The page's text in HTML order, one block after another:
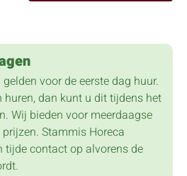
voor de eerste dag huur.
huren, dan kunt u dit tijdens het
Wij bieden voor meerdaagse
Stammis Horeca
tijde contact op alvorens de